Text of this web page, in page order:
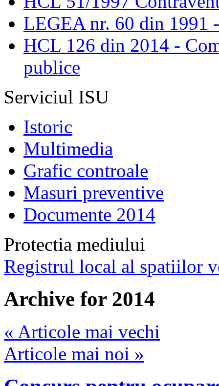
LEGEA nr. 60 din 1991
HCL 126 din 2014 -
publice
Serviciul ISU
Istoric
Multimedia
Grafic controale
Masuri preventive
Documente 2014
Protectia mediului
Registrul local al spatiilor
Archive for 2014
« Articole mai vechi
Articole mai noi »